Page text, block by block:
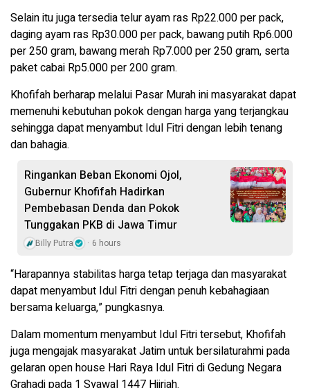
Selain itu juga tersedia telur ayam ras Rp22.000 per pack,
daging ayam ras Rp30.000 per pack, bawang putih Rp6.000
per 250 gram, bawang merah Rp7.000 per 250 gram, serta
paket cabai Rp5.000 per 200 gram.
Khofifah berharap melalui Pasar Murah ini masyarakat dapat
memenuhi kebutuhan pokok dengan harga yang terjangkau
sehingga dapat menyambut Idul Fitri dengan lebih tenang
dan bahagia.
Ringankan Beban Ekonomi Ojol,
Gubernur Khofifah Hadirkan
Pembebasan Denda dan Pokok
Tunggakan PKB di Jawa Timur
Billy Putra 6 hours
“Harapannya stabilitas harga tetap terjaga dan masyarakat
dapat menyambut Idul Fitri dengan penuh kebahagiaan
bersama keluarga,” pungkasnya.
Dalam momentum menyambut Idul Fitri tersebut, Khofifah
juga mengajak masyarakat Jatim untuk bersilaturahmi pada
gelaran open house Hari Raya Idul Fitri di Gedung Negara
Grahadi pada 1 Syawal 1447 Hijriah.